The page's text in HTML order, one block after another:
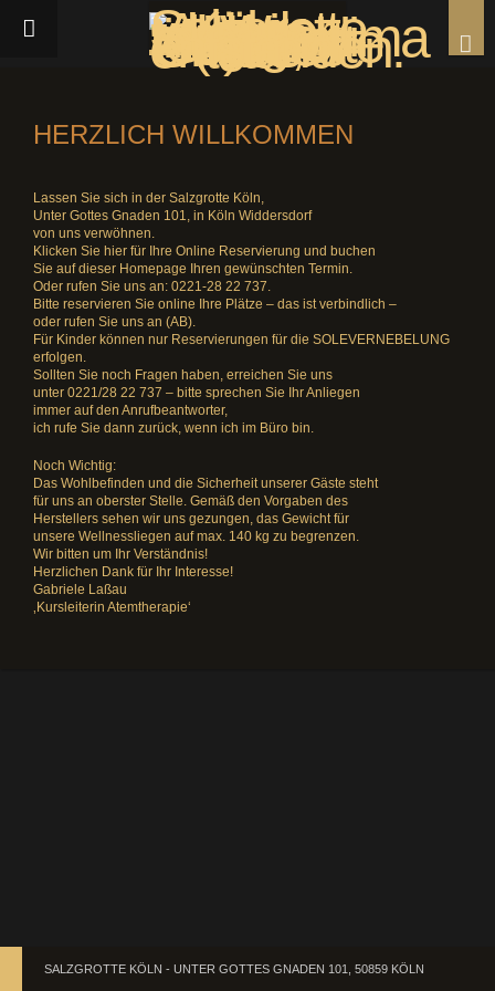
HERZLICH WILLKOMMEN
Lassen Sie sich in der Salzgrotte Köln,
Unter Gottes Gnaden 101, in Köln Widdersdorf
von uns verwöhnen.
Klicken Sie hier für Ihre Online Reservierung und buchen
Sie auf dieser Homepage Ihren gewünschten Termin.
Oder rufen Sie uns an: 0221-28 22 737.
Bitte reservieren Sie online Ihre Plätze – das ist verbindlich –
oder rufen Sie uns an (AB).
Für Kinder können nur Reservierungen für die SOLEVERNEBELUNG
erfolgen.
Sollten Sie noch Fragen haben, erreichen Sie uns
unter 0221/28 22 737 – bitte sprechen Sie Ihr Anliegen
immer auf den Anrufbeantworter,
ich rufe Sie dann zurück, wenn ich im Büro bin.
Noch Wichtig:
Das Wohlbefinden und die Sicherheit unserer Gäste steht
für uns an oberster Stelle. Gemäß den Vorgaben des
Herstellers sehen wir uns gezungen, das Gewicht für
unsere Wellnessliegen auf max. 140 kg zu begrenzen.
Wir bitten um Ihr Verständnis!
Herzlichen Dank für Ihr Interesse!
Gabriele Laßau
‚Kursleiterin Atemtherapie‘
SALZGROTTE KÖLN - UNTER GOTTES GNADEN 101, 50859 KÖLN